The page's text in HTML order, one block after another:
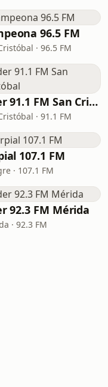
96.5 FM
· 96.5 FM
Líder 91.1 FM San Cristóbal
· 91.1 FM
107.1 FM
· 107.1 FM
92.3 FM Mérida
· 92.3 FM